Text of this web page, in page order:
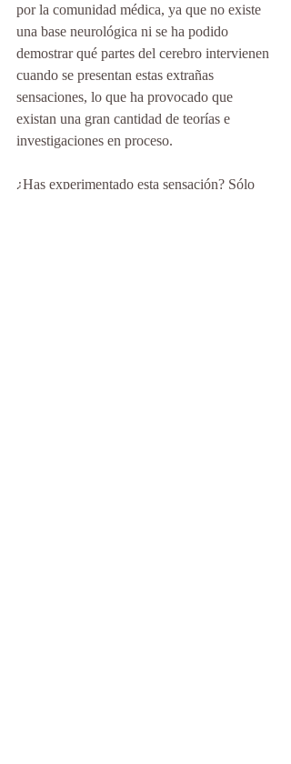
por la comunidad médica, ya que no existe
una base neurológica ni se ha podido
demostrar qué partes del cerebro intervienen
cuando se presentan estas extrañas
sensaciones, lo que ha provocado que
existan una gran cantidad de teorías e
investigaciones en proceso.
¿Has experimentado esta sensación? Sólo